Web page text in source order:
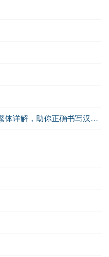
易的繁体字怎么写？这份易字繁体详解，助你正确书写汉字_汉字繁体学习